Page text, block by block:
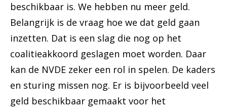
beschikbaar is. We hebben nu meer geld.
Belangrijk is de vraag hoe we dat geld gaan
inzetten. Dat is een slag die nog op het
coalitieakkoord geslagen moet worden. Daar
kan de NVDE zeker een rol in spelen. De kaders
en sturing missen nog. Er is bijvoorbeeld veel
geld beschikbaar gemaakt voor het